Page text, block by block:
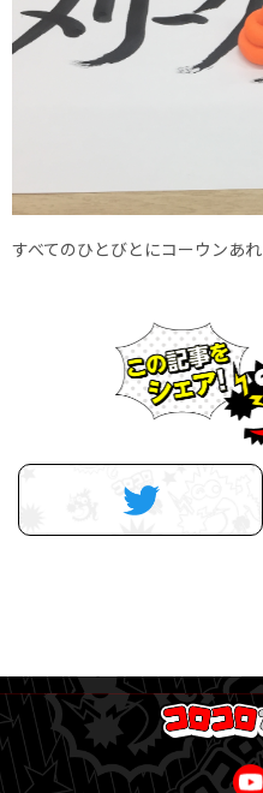
すべてのひとびとにコーウンあれ